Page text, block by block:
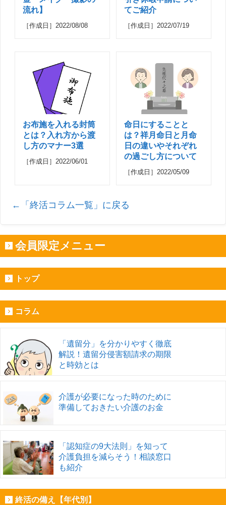
流れ】
［作成日］2022/08/08
てご紹介
［作成日］2022/07/19
お布施を入れる封筒
とは？入れ方から渡
し方のマナー3選
［作成日］2022/06/01
命日にすることと
は？祥月命日と月命
日の違いやそれぞれ
の過ごし方について
［作成日］2022/05/09
←「終活コラム一覧」に戻る
会員限定メニュー
トップ
コラム
「遺留分」を分かりやすく徹底
解説！遺留分侵害額請求の期限
と時効とは
介護が必要になった時のために
準備しておきたい介護のお金
「認知症の9大法則」を知って
介護負担を減らそう！相談窓口
も紹介
終活の備え【年代別】